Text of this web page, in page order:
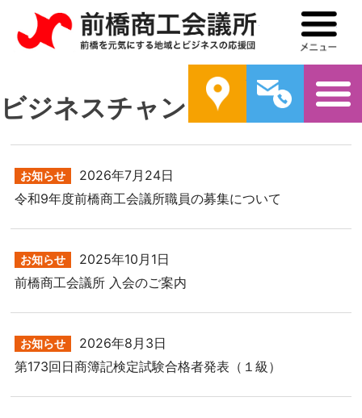
前橋商工会議所メ
ビジネスチャンス
お知らせ
2026年7月24日
令和9年度前橋商工会議所職員の募集について
お知らせ
2025年10月1日
前橋商工会議所 入会のご案内
お知らせ
2026年8月3日
第173回日商簿記検定試験合格者発表（１級）